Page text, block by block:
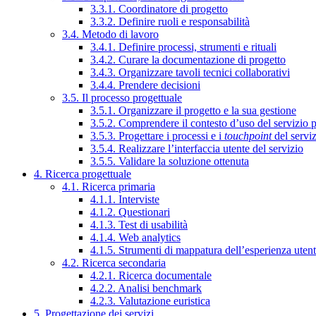
3.3.1. Coordinatore di progetto
3.3.2. Definire ruoli e responsabilità
3.4. Metodo di lavoro
3.4.1. Definire processi, strumenti e rituali
3.4.2. Curare la documentazione di progetto
3.4.3. Organizzare tavoli tecnici collaborativi
3.4.4. Prendere decisioni
3.5. Il processo progettuale
3.5.1. Organizzare il progetto e la sua gestione
3.5.2. Comprendere il contesto d’uso del servizio
3.5.3. Progettare i processi e i touchpointdel
3.5.4. Realizzare l’interfaccia utente del servizio
3.5.5. Validare la soluzione ottenuta
4. Ricerca progettuale
4.1. Ricerca primaria
4.1.1. Interviste
4.1.2. Questionari
4.1.3. Test di usabilità
4.1.4. Web analytics
4.1.5. Strumenti di mappatura dell’esperienza
4.2. Ricerca secondaria
4.2.1. Ricerca documentale
4.2.2. Analisi benchmark
4.2.3. Valutazione euristica
5. Progettazione dei servizi